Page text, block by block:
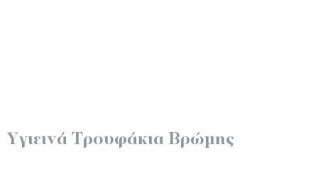
Υγιεινά Τρουφάκια Βρώμης